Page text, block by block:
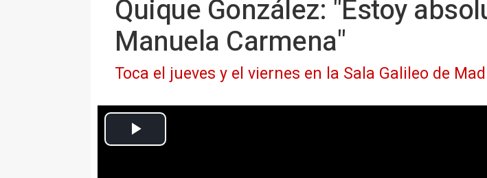
Quique González: "Estoy
Manuela Carmena"
Toca el jueves y el viernes en la Sala Galileo de
Europa Press Cultura
Actualizado: jueves, 28 mayo 2015 18:51